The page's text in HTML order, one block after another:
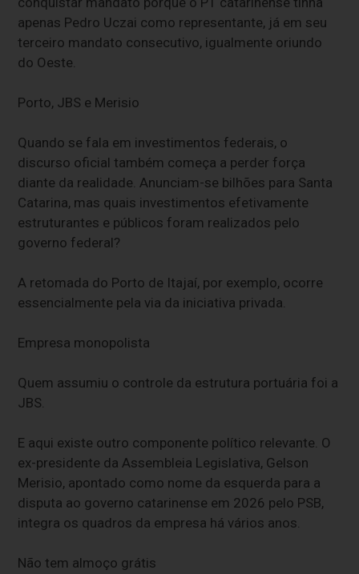
apenas Pedro Uczai como representante, já em seu
terceiro mandato consecutivo, igualmente oriundo
do Oeste.
Porto, JBS e Merisio
Quando se fala em investimentos federais, o
discurso oficial também começa a perder força
diante da realidade. Anunciam-se bilhões para Santa
Catarina, mas quais investimentos efetivamente
estruturantes e públicos foram realizados pelo
governo federal?
A retomada do Porto de Itajaí, por exemplo, ocorre
essencialmente pela via da iniciativa privada.
Empresa monopolista
Quem assumiu o controle da estrutura portuária foi a
JBS.
E aqui existe outro componente político relevante. O
ex-presidente da Assembleia Legislativa, Gelson
Merisio, apontado como nome da esquerda para a
disputa ao governo catarinense em 2026 pelo PSB,
integra os quadros da empresa há vários anos.
Não tem almoço grátis